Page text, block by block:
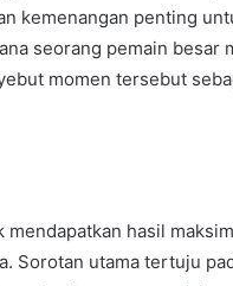
kemenangan penting
seorang pemain besar
momen tersebut
hasil
Sorotan utama tertuju